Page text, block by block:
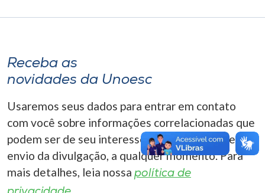
A+
Receba as
novidades da Unoesc
Usaremos seus dados para entrar em contato
com você sobre informações correlacionadas que
podem ser de seu interesse. Você pode cancelar o
envio da divulgação, a qualquer momento. Para
mais detalhes, leia nossa política de